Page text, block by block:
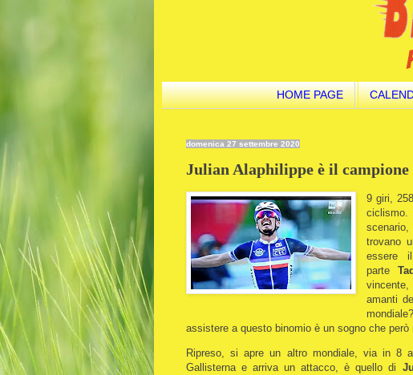
HOME PAGE
domenica 27 settembre 2020
Julian Alaphilippe è il campione
9 giri,
ciclismo.
trovano
essere
parte
vincente,
amanti
assistere a questo binomio è un sogno che però
Ripreso, si apre un altro mondiale, via in 8
Gallisterna e arriva un attacco, è quello di